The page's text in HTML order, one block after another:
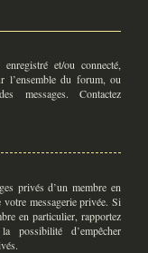
et/ou connecté,
l’ensemble du forum, ou
messages. Contactez
privés d’un membre en
messagerie privée. Si
en particulier, rapportez
possibilité d’empêcher